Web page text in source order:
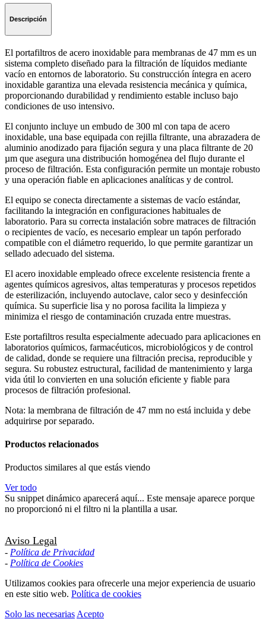
Descripción
El portafiltros de acero inoxidable para membranas de 47 mm es un
sistema completo diseñado para la filtración de líquidos mediante
vacío en entornos de laboratorio. Su construcción íntegra en acero
inoxidable garantiza una elevada resistencia mecánica y química,
proporcionando durabilidad y rendimiento estable incluso bajo
condiciones de uso intensivo.
El conjunto incluye un embudo de 300 ml con tapa de acero
inoxidable, una base equipada con rejilla filtrante, una abrazadera de
aluminio anodizado para fijación segura y una placa filtrante de 20
µm que asegura una distribución homogénea del flujo durante el
proceso de filtración. Esta configuración permite un montaje robusto
y una operación fiable en aplicaciones analíticas y de control.
El equipo se conecta directamente a sistemas de vacío estándar,
facilitando la integración en configuraciones habituales de
laboratorio. Para su correcta instalación sobre matraces de filtración
o recipientes de vacío, es necesario emplear un tapón perforado
compatible con el diámetro requerido, lo que permite garantizar un
sellado adecuado del sistema.
El acero inoxidable empleado ofrece excelente resistencia frente a
agentes químicos agresivos, altas temperaturas y procesos repetidos
de esterilización, incluyendo autoclave, calor seco y desinfección
química. Su superficie lisa y no porosa facilita la limpieza y
minimiza el riesgo de contaminación cruzada entre muestras.
Este portafiltros resulta especialmente adecuado para aplicaciones en
laboratorios químicos, farmacéuticos, microbiológicos y de control
de calidad, donde se requiere una filtración precisa, reproducible y
segura. Su robustez estructural, facilidad de mantenimiento y larga
vida útil lo convierten en una solución eficiente y fiable para
procesos de filtración profesional.
Nota: la membrana de filtración de 47 mm no está incluida y debe
adquirirse por separado.
Productos relacionados
Productos similares al que estás viendo
Ver todo
Su snippet dinámico aparecerá aquí... Este mensaje aparece porque
no proporcionó ni el filtro ni la plantilla a usar.
Aviso Legal
- Política de Privacidad
- Política de Cookies
Utilizamos cookies para ofrecerle una mejor experiencia de usuario
en este sitio web. Política de cookies
Solo las necesarias Acepto